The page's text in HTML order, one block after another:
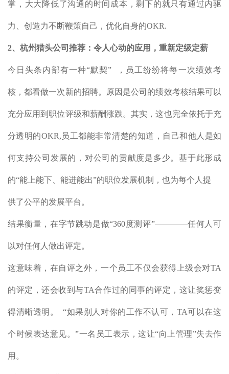
掌，大大降低了沟通的时间成本，剩下的就只有通过内驱
力、创造力不断鞭策自己，优化自身的OKR.
2、杭州猎头公司推荐：令人心动的应用，重新定级定薪
今日头条内部有一种“默契” ，员工纷纷将每一次绩效考
核，都看做一次新的招聘。原因是公司的绩效考核结果可以
充分应用到职位评级和薪酬涨跌。其实，这也完全依托于充
分透明的OKR,员工都能非常清楚的知道，自己和他人是如
何支持公司发展的，对公司的贡献度是多少。基于此形成
的“能上能下、能进能出”的职位发展机制，也为每个人提
供了公平的发展平台。
结果衡量，在字节跳动是做“360度测评”————任何人可
以对任何人做出评定。
这意味着，在自评之外，一个员工不仅会获得上级会对TA
的评定，还会收到与TA合作过的同事的评定，这让奖惩变
得清晰透明。 “如果别人对你的工作不认可，TA可以在这
个时候表达意见。”一名员工表示，这让“向上管理”失去作
用。